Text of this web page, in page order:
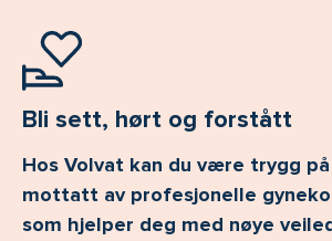
Bli sett, hørt og forstått
Hos Volvat kan du være trygg
mottatt av profesjonelle
som hjelper deg med nøye